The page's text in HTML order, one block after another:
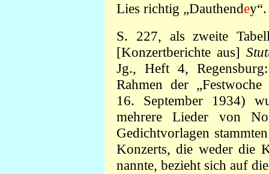
Lies richtig „Dauthendey“.
S. 227, als zweite
[Konzertberichte aus]
Jg., Heft 4,
Rahmen der
16. September 1934)
mehrere Lieder von
Gedichtvorlagen
Konzerts, die weder die
nannte, bezieht sich auf